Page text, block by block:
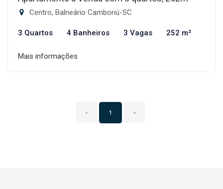
Centro, Balneário Camboriú-SC
3 Quartos 4 Banheiros 3 Vagas 252 m²
Mais informações
‹ 1 ›